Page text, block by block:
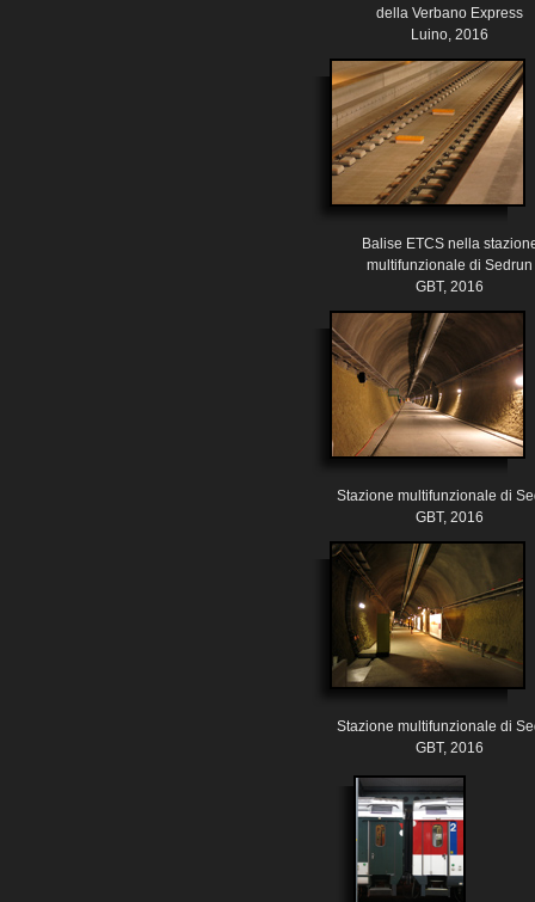
della Verbano Express
Luino, 2016
Balise ETCS nella
multifunzionale di Sedrun
GBT, 2016
Stazione multifunzionale di
GBT, 2016
Stazione multifunzionale di
GBT, 2016